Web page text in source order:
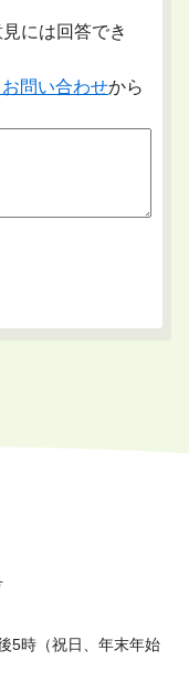
には回答でき
問い合わせから
5時（祝日、年末年始